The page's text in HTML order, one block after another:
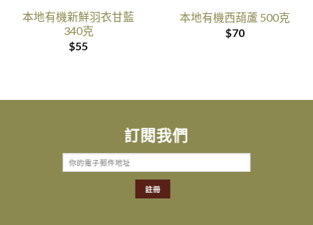
本地有機新鮮羽衣甘藍
340克
$55
本地有機西葫蘆 500克
$70
訂閱我們